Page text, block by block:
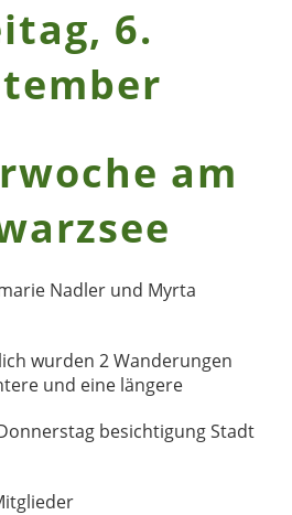
6.
am
Nadler und Myrta
wurden 2 Wanderungen
und eine längere
besichtigung Stadt